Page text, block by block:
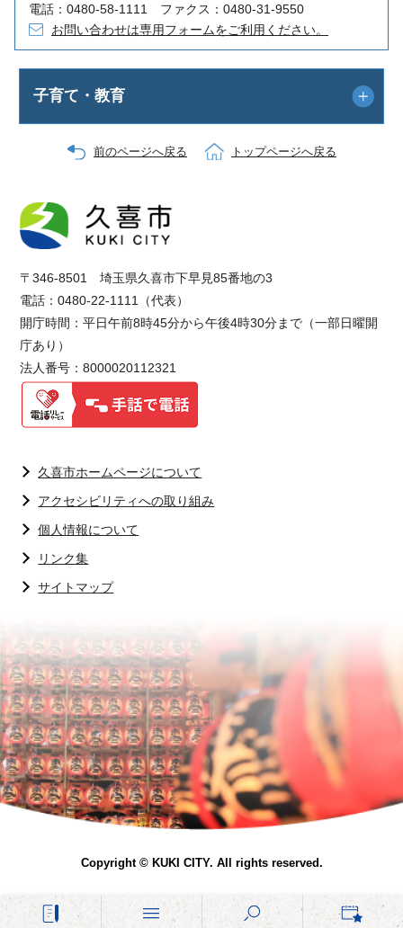
電話：0480-58-1111 ファクス：0480-31-9550
お問い合わせは専用フォームをご利用ください。
子育て・教育
前のページへ戻る トップページへ戻る
〒346-8501 埼玉県久喜市下早見85番地の3
電話：0480-22-1111（代表）
開庁時間：平日午前8時45分から午後4時30分まで（一部日曜開
庁あり）
法人番号：8000020112321
久喜市ホームページについて
アクセシビリティへの取り組み
個人情報について
リンク集
サイトマップ
Copyright © KUKI CITY. All rights reserved.